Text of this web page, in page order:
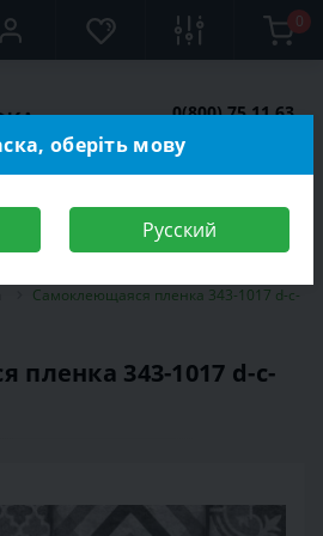
0
0(800) 75 11 63
Самоклеющаяся пленка 343-1017 d-c-
343-1017 d-c-
оберіть мову
Русский